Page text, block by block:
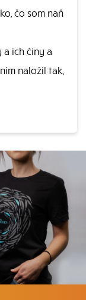
čo som naň
a ich činy a
naložil tak,